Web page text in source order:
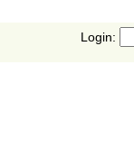
Login: